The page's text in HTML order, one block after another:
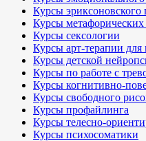
Курсы эриксоновского
Курсы
Курсы сексологии
Курсы арт-терапии для
Курсы детской
Курсы по работе с
Курсы когнитивно-
Курсы свободного
Курсы профайлинга
Курсы телесно-
Курсы психосоматики